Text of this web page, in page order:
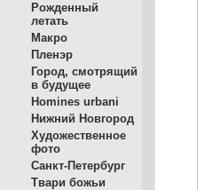
Рожденный
летать
Макро
Пленэр
Город, смотрящий
в будущее
Homines urbani
Нижний Новгород
Художественное
фото
Санкт-Петербург
Твари божьи